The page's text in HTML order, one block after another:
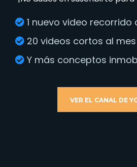
1 nuevo video recorrido
20 videos cortos al mes
Y más conceptos
VER EL CANAL DE